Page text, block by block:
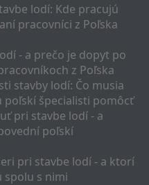
lodí: Kde pracujú
pracovníci z Poľska
- a prečo je dopyt po
z Poľska
stavby lodí: Čo musia
poľskí špecialisti pomôcť
pri stavbe lodí - a
poľskí
pri stavbe lodí - a ktorí
spolu s nimi